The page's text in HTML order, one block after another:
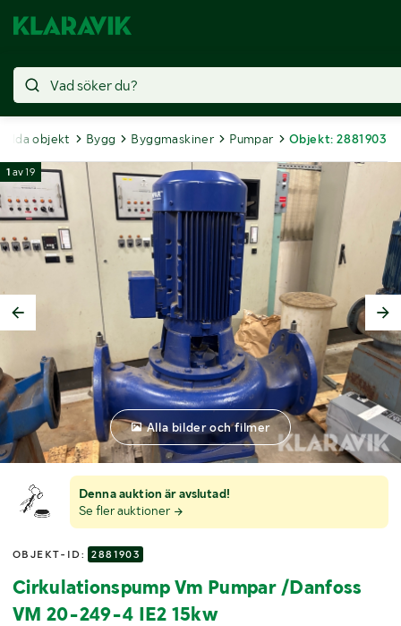
objekt Bygg Byggmaskiner Pumpar Objekt: 2881903
Denna auktion är avslutad!
Se fler auktioner
OBJEKT-ID: 2881903
Cirkulationspump Vm Pumpar /Danfoss
VM 20-249-4 IE2 15kw
1 av19
Alla bilder och filmer